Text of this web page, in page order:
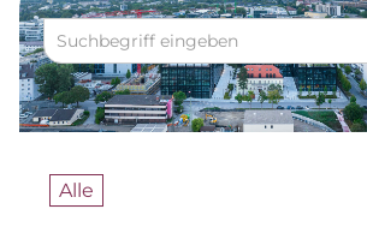
ACCUMULATA
Accumulata Operations (AOP)
AIM
BHB Unternehmensgruppe
Alle